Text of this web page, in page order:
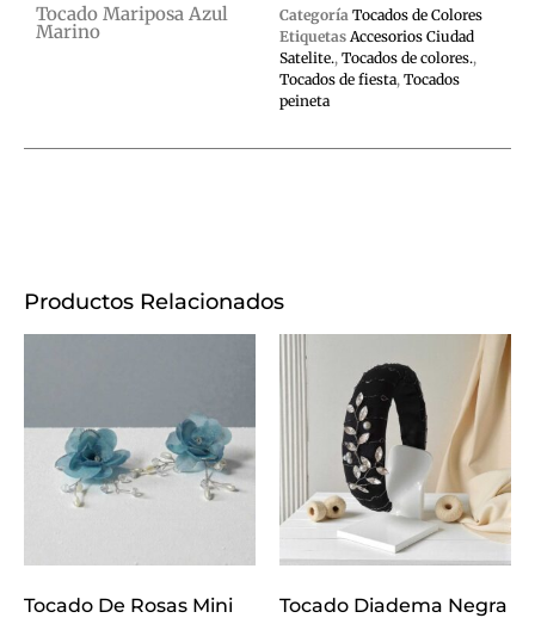
Tocado Mariposa Azul
Marino
Categoría Tocados de Colores
Etiquetas Accesorios Ciudad
Satelite., Tocados de colores.,
Tocados de fiesta, Tocados
peineta
Productos Relacionados
Tocado De Rosas Mini
Tocado Diadema Negra